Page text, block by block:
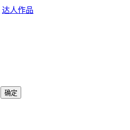
达人作品
确定